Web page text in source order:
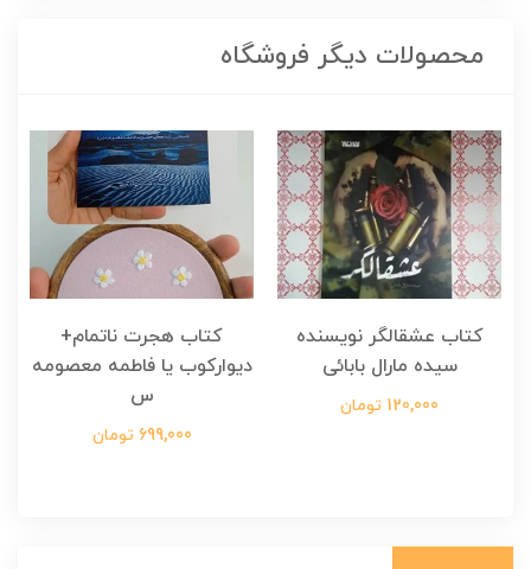
محصولات دیگر فروشگاه
کتاب عشقالگر نویسنده
سیده مارال بابائی
120,000 تومان
کتاب هجرت ناتمام+
دیوارکوب یا فاطمه معصومه
س
699,000 تومان